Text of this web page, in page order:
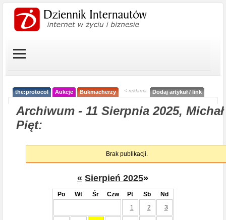
the:protocol Aukcje Bukmacherzy < reklama Dodaj artykuł / link
Archiwum - 11 Sierpnia 2025, Michał
Pięt:
Brak publikacji.
« Sierpień 2025»
Po Wt Śr Czw Pt Sb
Nd
1
2 3